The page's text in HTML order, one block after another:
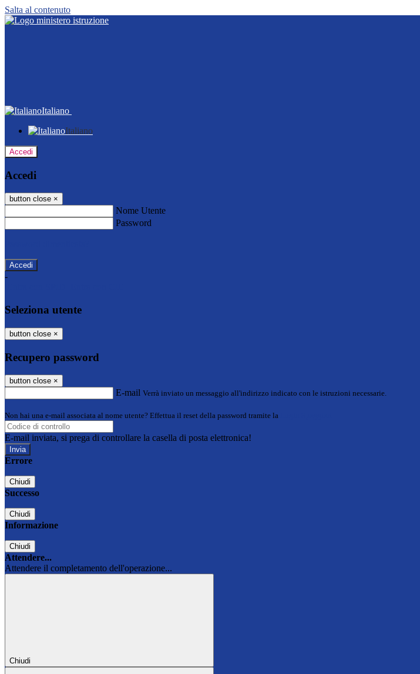
Salta al contenuto
Italiano
Italiano
Accedi
Accedi
button close ×
Nome Utente
Password
-
Seleziona utente
button close ×
Recupero password
button close ×
E-mail Verrà inviato un messaggio all'indirizzo indicato con le istruzioni necessarie.
Non hai una e-mail associata al nome utente? Effettua il reset della password tramite la
E-mail inviata, si prega di controllare la casella di posta elettronica!
Errore
Chiudi
Successo
Chiudi
Informazione
Chiudi
Attendere...
Attendere il completamento dell'operazione...
Chiudi